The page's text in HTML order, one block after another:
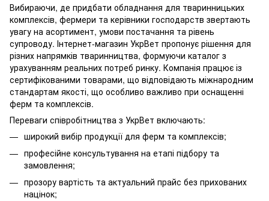
Вибираючи, де придбати обладнання для тваринницьких
комплексів, фермери та керівники господарств звертають
увагу на асортимент, умови постачання та рівень
супроводу. Інтернет-магазин УкрВет пропонує рішення для
різних напрямків тваринництва, формуючи каталог з
урахуванням реальних потреб ринку. Компанія працює із
сертифікованими товарами, що відповідають міжнародним
стандартам якості, що особливо важливо при оснащенні
ферм та комплексів.
Переваги співробітництва з УкрВет включають:
широкий вибір продукції для ферм та комплексів;
професійне консультування на етапі підбору та
замовлення;
прозору вартість та актуальний прайс без прихованих
націнок;